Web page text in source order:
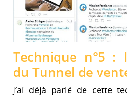
Technique n°5 :
du Tunnel de
J’ai déjà parlé de cette